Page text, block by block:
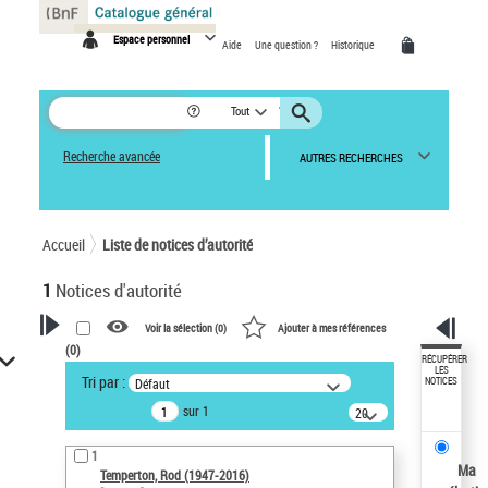
Espace personnel Aide Une question ? Historique
Tout
Recherche avancée AUTRES RECHERCHES
Accueil Liste de notices d’autorité
1 Notices d'autorité
VOTRE RECHERCHE
Recherche avancée dans les
notices d’autorité
Œuvres liées à l'auteur :
Temperton, Rod (1947-2016)
Voir la sélection (0) Ajouter à mes références
(0)
Tri par : Défaut
sur 1
20
résultats/page
1
Temperton, Rod (1947-2016)
RÉCUPÉRER
LES
NOTICES
Ma
Panneau de gestion des cookies